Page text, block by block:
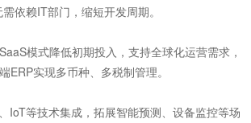
依赖IT部门，缩短开发周期。
模式降低初期投入，支持全球化运营需求，
ERP实现多币种、多税制管理。
等技术集成，拓展智能预测、设备监控等场